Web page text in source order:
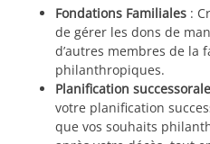
Fondations Familiales :
de gérer les dons de
d’autres membres de la
philanthropiques.
Planification successorale
votre planification
que vos souhaits